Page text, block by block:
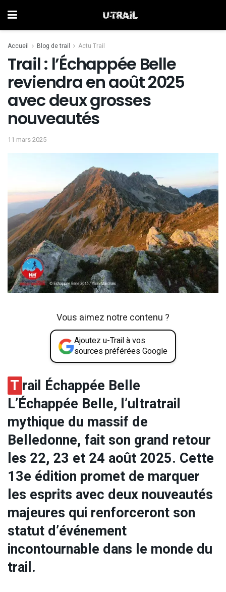
Accueil Blog de trail Actu Trail
Trail : l’Échappée Belle
reviendra en août 2025
avec deux grosses
nouveautés
11 mars 2025
Vous aimez notre contenu ?
Ajoutez u-Trail à vos
sources préférées Google
T rail Échappée Belle
L’Échappée Belle, l’ultratrail
mythique du massif de
Belledonne, fait son grand retour
les 22, 23 et 24 août 2025. Cette
13e édition promet de marquer
les esprits avec deux nouveautés
majeures qui renforceront son
statut d’événement
incontournable dans le monde du
trail.